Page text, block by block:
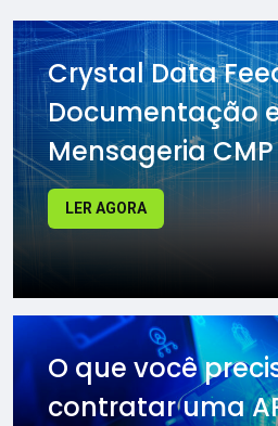
Crystal Data
Documentação
Mensageria CMP
LER AGORA
O que você
contratar uma